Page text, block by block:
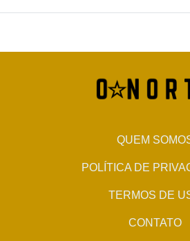
QUEM
POLÍTICA DE
TERMOS DE
CONTATO